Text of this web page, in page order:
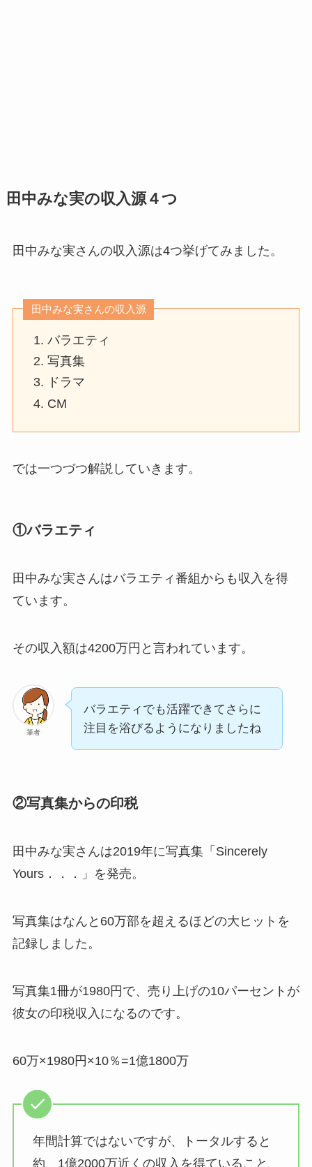
田中みな実の収入源４つ
田中みな実さんの収入源は4つ挙げてみました。
田中みな実さんの収入源
バラエティ
写真集
ドラマ
CM
では一つづつ解説していきます。
①バラエティ
田中みな実さんはバラエティ番組からも収入を得
ています。
その収入額は4200万円と言われています。
筆者
バラエティでも活躍できてさらに
注目を浴びるようになりましたね
②写真集からの印税
田中みな実さんは2019年に写真集「Sincerely
Yours．．．」を発売。
写真集はなんと60万部を超えるほどの大ヒットを
記録しました。
写真集1冊が1980円で、売り上げの10パーセントが
彼女の印税収入になるのです。
60万×1980円×10％=1億1800万
年間計算ではないですが、トータルすると
約、1億2000万近くの収入を得ていること